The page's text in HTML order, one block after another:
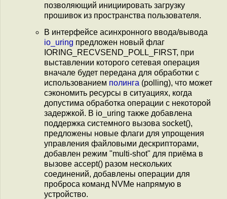
позволяющий инициировать загрузку
прошивок из пространства пользователя.
В интерфейсе асинхронного ввода/вывода
io_uring предложен новый флаг
IORING_RECVSEND_POLL_FIRST, при
выставлении которого сетевая операция
вначале будет передана для обработки с
использованием полинга (polling), что может
сэкономить ресурсы в ситуациях, когда
допустима обработка операции с некоторой
задержкой. В io_uring также добавлена
поддержка системного вызова socket(),
предложены новые флаги для упрощения
управления файловыми дескрипторами,
добавлен режим "multi-shot" для приёма в
вызове accept() разом нескольких
соединений, добавлены операции для
проброса команд NVMe напрямую в
устройство.